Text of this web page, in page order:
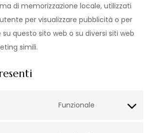
di memorizzazione locale, utilizzati
per visualizzare pubblicità o per
questo sito web o su diversi siti web
simili.
Funzionale